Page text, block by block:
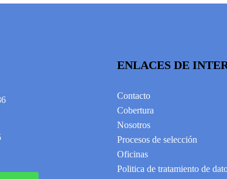
ENLACES DE
Contacto
Cobertura
Nosotros
Procesos de selección
Oficinas
Politica de tratamiento de